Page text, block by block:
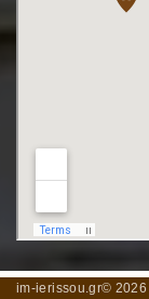
im-ierissou.gr© 2026